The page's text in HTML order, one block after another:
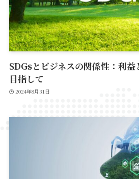
SDGsとビジネスの関係性：利
目指して
2024年8月31日